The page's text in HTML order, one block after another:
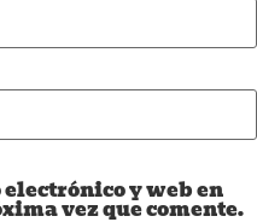
y web en
vez que comente.